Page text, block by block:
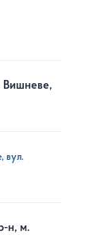
Вишневе,
вул.
н, м.